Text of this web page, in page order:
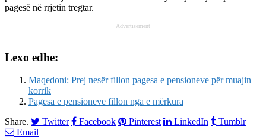
pagesë në rrjetin tregtar.
Advertisement
Lexo edhe:
Maqedoni: Prej nesër fillon pagesa e pensioneve për muajin
korrik
Pagesa e pensioneve fillon nga e mërkura
Share.
Twitter Facebook Pinterest LinkedIn
Tumblr
Email